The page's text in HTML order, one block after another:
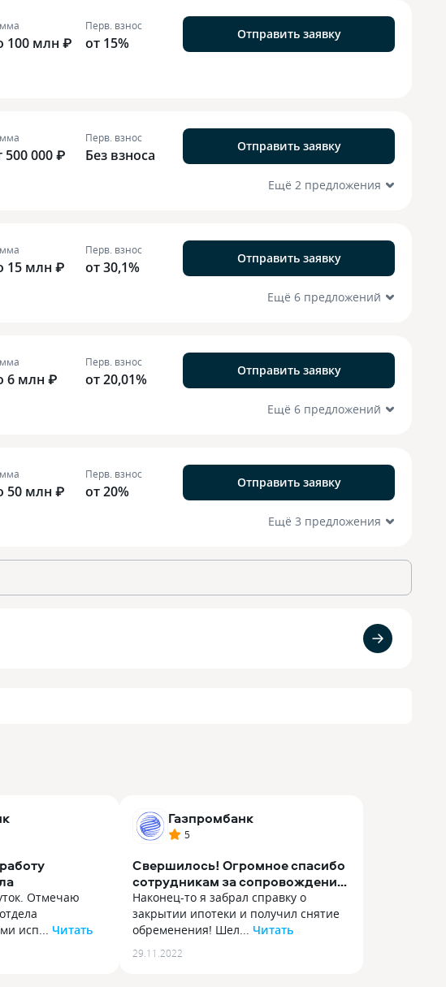
100 млн ₽
Перв. взнос
от 15%
Отправить заявку
500 000 ₽
Перв. взнос
Без взноса
Отправить заявку
Ещё 2 предложения
15 млн ₽
Перв. взнос
от 30,1%
Отправить заявку
Ещё 6 предложений
6 млн ₽
Перв. взнос
от 20,01%
Отправить заявку
Ещё 6 предложений
50 млн ₽
Перв. взнос
от 20%
Отправить заявку
Ещё 3 предложения
Отмечаю
исп... Читать
Отмечаю
Газпромбанк
5
Свершилось! Огромное спасибо
сотрудникам за сопровождение
ипотеки
Наконец-то я забрал справку о
закрытии ипотеки и получил снятие
обременения! Шел... Читать
Наконец-то я забрал справку о
закрытии ипотеки и получил снятие
29.11.2022